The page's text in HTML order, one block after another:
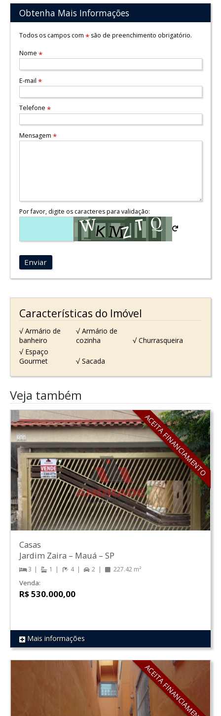
Obtenha Mais Informações
Todos os campos com *são de preenchimento obrigatório.
Nome *
E-mail *
Telefone *
Mensagem *
Por favor, digite os caracteres para validação:
Enviar
Características do Imóvel
√ Armário de
banheiro
√ Armário de
cozinha
√ Churrasqueira
√ Espaço
Gourmet
√ Sacada
Veja também
ACEITA FINANCIAMENTO
REF 47
Casas
Jardim Zaira – Mauá – SP
3 1 4 2 227.42 m²
Venda:
R$ 530.000,00
Mais informações
ACEITA FINANCIAMENTO